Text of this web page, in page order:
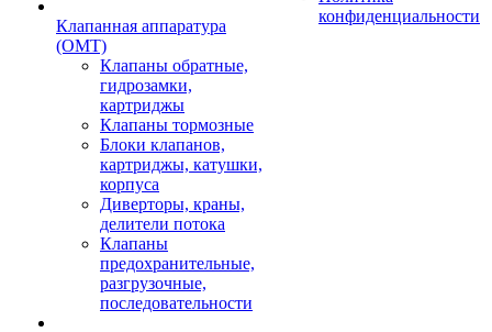
Клапанная аппаратура
(OMT)
Клапаны обратные,
гидрозамки,
картриджы
Клапаны тормозные
Блоки клапанов,
картриджы, катушки,
корпуса
Диверторы, краны,
делители потока
Клапаны
предохранительные,
разгрузочные,
последовательности
конфиденциальности